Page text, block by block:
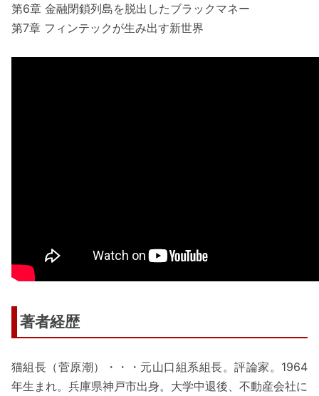
第6章 金融閉鎖列島を脱出したブラックマネー
第7章 フィンテックが生み出す新世界
著者経歴
猫組長（菅原潮）・・・元山口組系組長。評論家。1964
年生まれ。兵庫県神戸市出身。大学中退後、不動産会社に